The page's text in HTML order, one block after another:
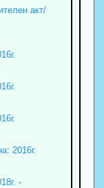
акт/
2016г.
-